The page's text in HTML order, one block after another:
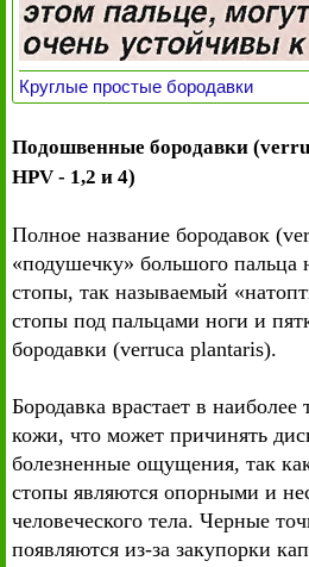
Круглые простые бородавки
Подошвенные бородавки
HPV - 1,2 и 4)
Полное название бородавок
«подушечку» большого пальца
стопы, так называемый
стопы под пальцами ноги и
бородавки (verruca plantaris).
Бородавка врастает в
кожи, что может причинять
болезненные ощущения, так
стопы являются опорными и
человеческого тела. Черные
появляются из-за закупорки